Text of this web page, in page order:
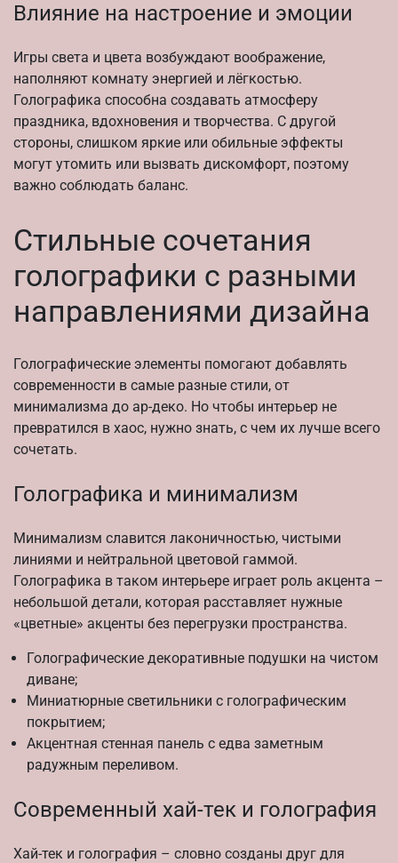
Влияние на настроение и эмоции
Игры света и цвета возбуждают воображение,
наполняют комнату энергией и лёгкостью.
Голографика способна создавать атмосферу
праздника, вдохновения и творчества. С другой
стороны, слишком яркие или обильные эффекты
могут утомить или вызвать дискомфорт, поэтому
важно соблюдать баланс.
Стильные сочетания
голографики с разными
направлениями дизайна
Голографические элементы помогают добавлять
современности в самые разные стили, от
минимализма до ар-деко. Но чтобы интерьер не
превратился в хаос, нужно знать, с чем их лучше всего
сочетать.
Голографика и минимализм
Минимализм славится лаконичностью, чистыми
линиями и нейтральной цветовой гаммой.
Голографика в таком интерьере играет роль акцента –
небольшой детали, которая расставляет нужные
«цветные» акценты без перегрузки пространства.
Голографические декоративные подушки на чистом
диване;
Миниатюрные светильники с голографическим
покрытием;
Акцентная стенная панель с едва заметным
радужным переливом.
Современный хай-тек и голография
Хай-тек и голография – словно созданы друг для